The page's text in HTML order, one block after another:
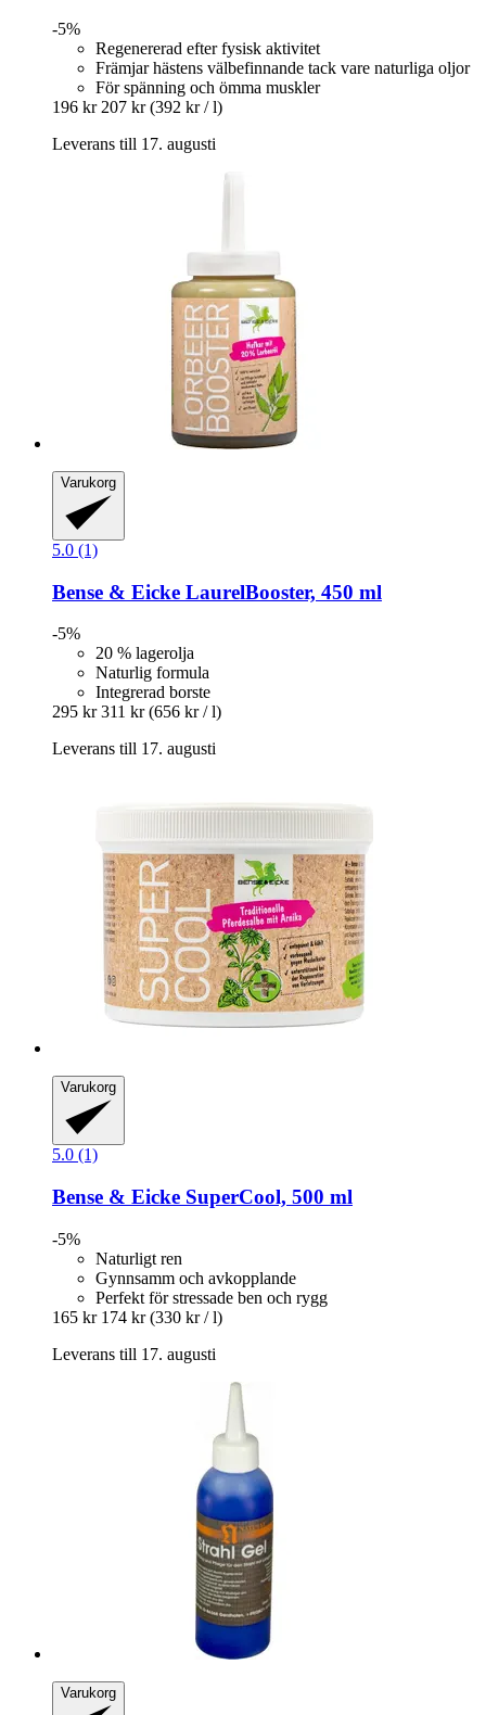
-5%
Regenererad efter fysisk aktivitet
Främjar hästens välbefinnande tack vare naturliga oljor
För spänning och ömma muskler
196 kr 207 kr (392 kr / l)
Leverans till 17. augusti
Varukorg
5.0 (1)
Bense & Eicke LaurelBooster, 450 ml
-5%
20 % lagerolja
Naturlig formula
Integrerad borste
295 kr 311 kr (656 kr / l)
Leverans till 17. augusti
Varukorg
5.0 (1)
Bense & Eicke SuperCool, 500 ml
-5%
Naturligt ren
Gynnsamm och avkopplande
Perfekt för stressade ben och rygg
165 kr 174 kr (330 kr / l)
Leverans till 17. augusti
Varukorg